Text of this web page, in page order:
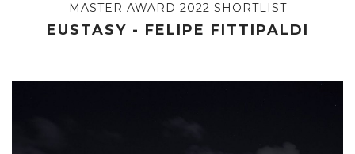
MASTER AWARD 2022 SHORTLIST
EUSTASY - FELIPE FITTIPALDI